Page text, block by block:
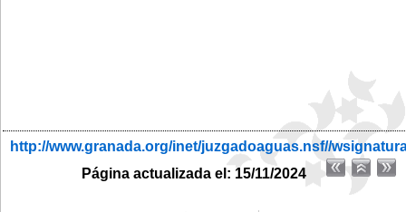
http://www.granada.org/inet/juzgadoaguas.nsf//
Página actualizada el: 15/11/2024